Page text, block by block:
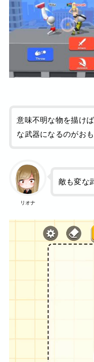
意味不明な物を描け
な武器になるのがお
リオナ
敵も変な
画
プ
ー